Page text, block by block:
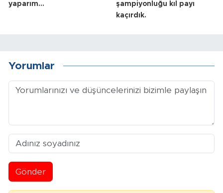
yaparım…
şampiyonluğu kıl payı
kaçırdık.
Yorumlar
Gönder